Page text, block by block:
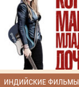
ИНДИЙСКИЕ ФИЛЬМЫ